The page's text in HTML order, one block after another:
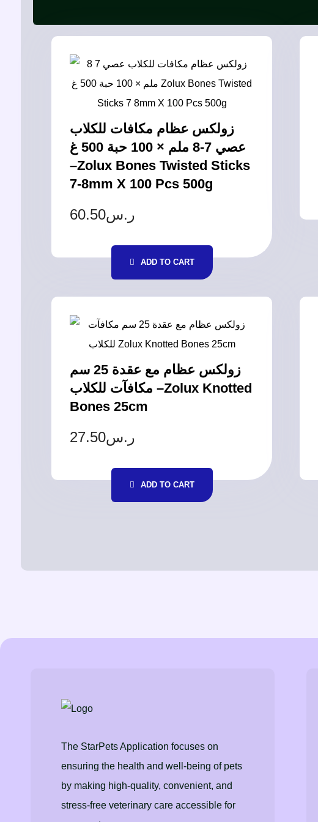
زولكس عظام مكافات للكلاب
عصي 7-8 ملم × 100 حبة 500 غ
–Zolux Bones Twisted Sticks
7-8mm X 100 Pcs 500g
ر.س60.50
ADD TO CART
زولكس عظام مع عقدة 25 سم
مكافآت للكلاب –Zolux Knotted
Bones 25cm
ر.س27.50
ADD TO CART
The StarPets Application focuses on
ensuring the health and well-being of pets
by making high-quality, convenient, and
stress-free veterinary care accessible for